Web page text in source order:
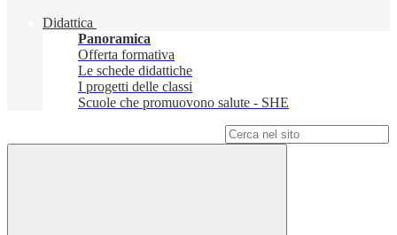
Didattica
Panoramica
Offerta formativa
Le schede didattiche
I progetti delle classi
Scuole che promuovono salute - SHE